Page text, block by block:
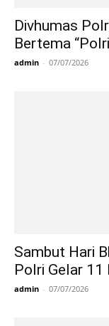
Divhumas
Bertema
admin - 07/07/2026
Sambut Hari
Polri Gelar
admin - 07/07/2026